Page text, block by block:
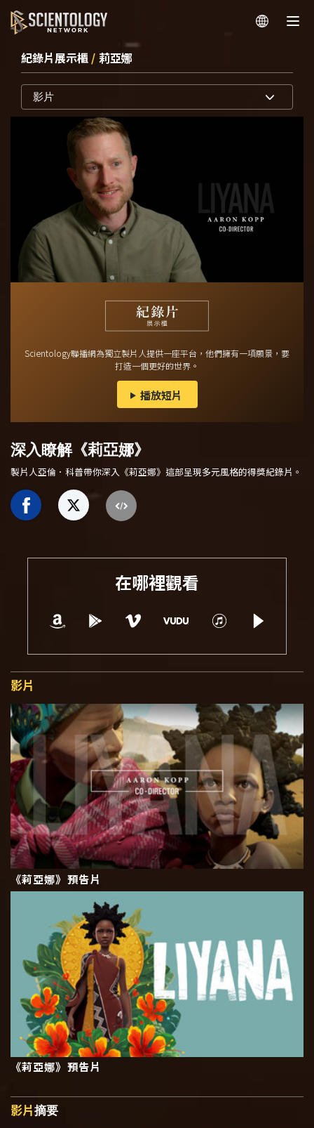
紀錄片展示櫃 / 莉亞娜
影片
Scientology聯播網為獨立製片人提供一座平台，他們擁有一項願景，要
打造一個更好的世界。
播放短片
深入瞭解《莉亞娜》
製片人亞倫．科普帶你深入《莉亞娜》這部呈現多元風格的得獎紀錄片 。
在哪裡觀看
影片
《莉亞娜》預告片
《莉亞娜》預告片
影片摘要